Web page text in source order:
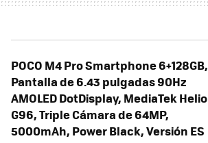
POCO M4 Pro Smartphone 6+128GB,
Pantalla de 6.43 pulgadas 90Hz
AMOLED DotDisplay, MediaTek Helio
G96, Triple Cámara de 64MP,
5000mAh, Power Black, Versión ES